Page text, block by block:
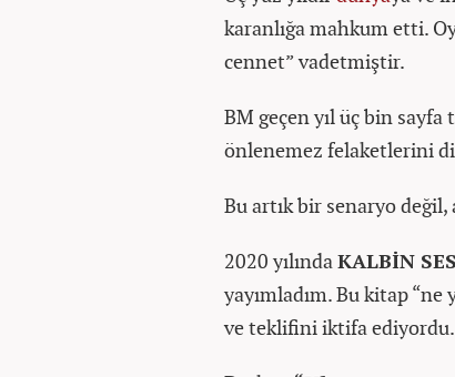
karanlığa mahkum etti.
cennet” vadetmiştir.
BM geçen yıl üç bin
önlenemez felaketlerini
Bu artık bir senaryo değil,
2020 yılındaKALBİN
yayımladım. Bu kitap “ne
ve teklifini iktifa ediyordu.